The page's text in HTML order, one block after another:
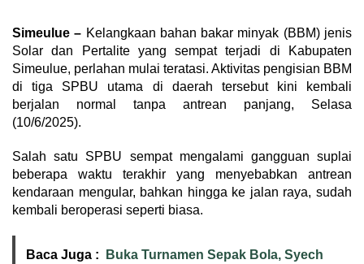
Simeulue – Kelangkaan bahan bakar minyak (BBM) jenis
Solar dan Pertalite yang sempat terjadi di Kabupaten
Simeulue, perlahan mulai teratasi. Aktivitas pengisian BBM
di tiga SPBU utama di daerah tersebut kini kembali
berjalan normal tanpa antrean panjang, Selasa
(10/6/2025).
Salah satu SPBU sempat mengalami gangguan suplai
beberapa waktu terakhir yang menyebabkan antrean
kendaraan mengular, bahkan hingga ke jalan raya, sudah
kembali beroperasi seperti biasa.
Baca Juga :
Buka Turnamen Sepak Bola, Syech